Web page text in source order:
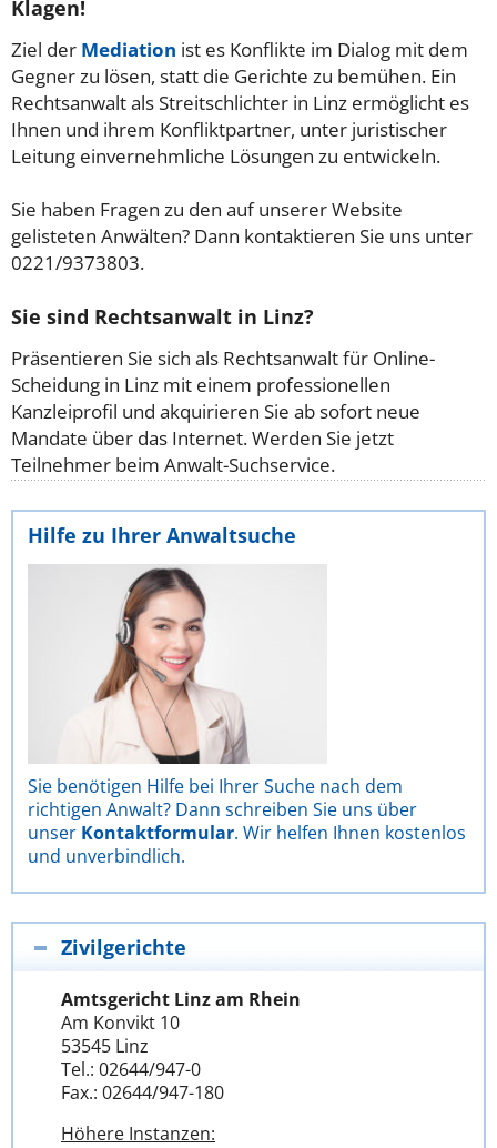
Klagen!
Ziel der Mediation ist es Konflikte im Dialog mit dem
Gegner zu lösen, statt die Gerichte zu bemühen. Ein
Rechtsanwalt als Streitschlichter in Linz ermöglicht es
Ihnen und ihrem Konfliktpartner, unter juristischer
Leitung einvernehmliche Lösungen zu entwickeln.
Sie haben Fragen zu den auf unserer Website
gelisteten Anwälten? Dann kontaktieren Sie uns unter
0221/9373803.
Sie sind Rechtsanwalt in Linz?
Präsentieren Sie sich als Rechtsanwalt für Online-
Scheidung in Linz mit einem professionellen
Kanzleiprofil und akquirieren Sie ab sofort neue
Mandate über das Internet. Werden Sie jetzt
Teilnehmer beim Anwalt-Suchservice.
Hilfe zu Ihrer Anwaltsuche
Sie benötigen Hilfe bei Ihrer Suche nach dem
richtigen Anwalt? Dann schreiben Sie uns über
unser Kontaktformular. Wir helfen Ihnen kostenlos
und unverbindlich.
Zivilgerichte
Amtsgericht Linz am Rhein
Am Konvikt 10
53545 Linz
Tel.: 02644/947-0
Fax.: 02644/947-180
Höhere Instanzen: